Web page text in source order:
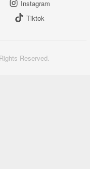
Instagram
Tiktok
Reserved.